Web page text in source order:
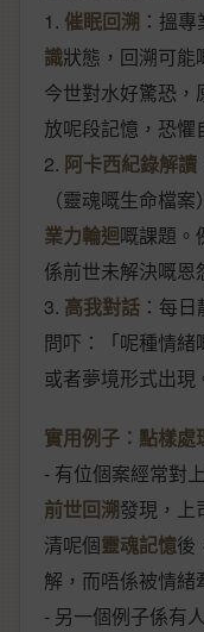
1. 催眠回溯 ：搵
識狀態，回溯可能
今世對水好驚恐
放呢段記憶，恐懼
2. 阿卡西紀錄解讀
（靈魂嘅生命檔
業力輪迴嘅課題。
係前世未解決嘅恩
3. 高我對話 ：每
問吓：「呢種情
或者夢境形式出現
實用例子：點樣處
- 有位個案經常對
前世回溯發現，上
清呢個靈魂記憶後
解，而唔係被情緒
- 另一個例子係有